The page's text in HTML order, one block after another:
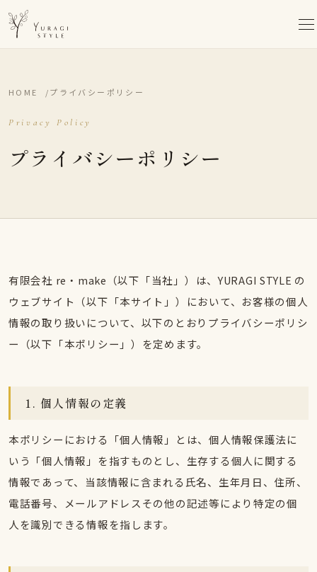
HOME プライバシーポリシー
Privacy Policy
プライバシーポリシー
有限会社 re・make（以下「当社」）は、YURAGI STYLE の
ウェブサイト（以下「本サイト」）において、お客様の個人
情報の取り扱いについて、以下のとおりプライバシーポリシ
ー（以下「本ポリシー」）を定めます。
1. 個人情報の定義
本ポリシーにおける「個人情報」とは、個人情報保護法に
いう「個人情報」を指すものとし、生存する個人に関する
情報であって、当該情報に含まれる氏名、生年月日、住所、
電話番号、メールアドレスその他の記述等により特定の個
人を識別できる情報を指します。